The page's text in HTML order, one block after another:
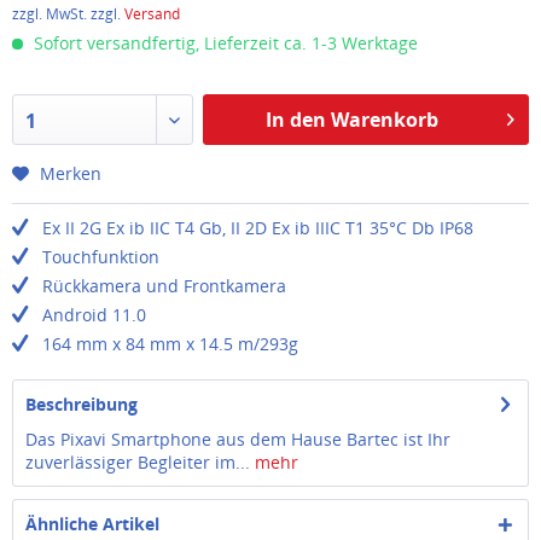
zzgl. MwSt. zzgl.Versand
Sofort versandfertig, Lieferzeit ca. 1-3 Werktage
1 In den Warenkorb
Merken
Ex II 2G Ex ib IIC T4 Gb, II 2D Ex ib IIIC T1 35°C Db IP68
Touchfunktion
Rückkamera und Frontkamera
Android 11.0
164 mm x 84 mm x 14.5 m/293g
Beschreibung
Das Pixavi Smartphone aus dem Hause Bartec ist Ihr
zuverlässiger Begleiter im... mehr
Ähnliche Artikel